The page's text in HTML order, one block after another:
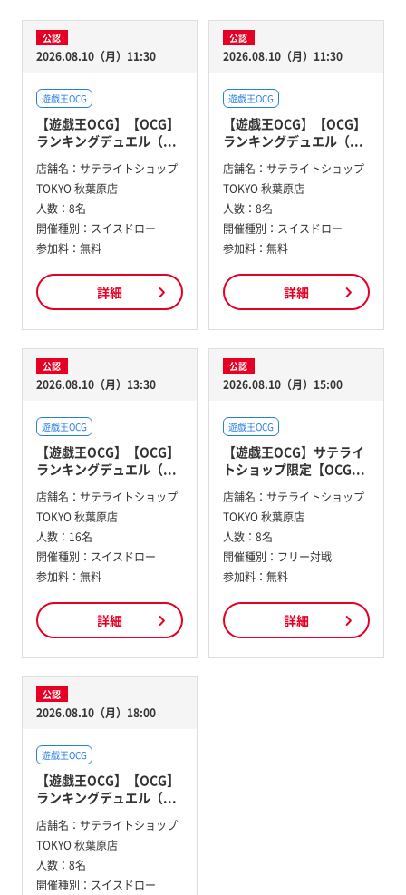
公認
2026.08.10（月）11:30
遊戯王OCG
【遊戯王OCG】【OCG】
ランキングデュエル（...
店舗名： サテライトショップ
TOKYO 秋葉原店
人数： 8名
開催種別： スイスドロー
参加料： 無料
詳細
公認
2026.08.10（月）11:30
遊戯王OCG
【遊戯王OCG】【OCG】
ランキングデュエル（...
店舗名： サテライトショップ
TOKYO 秋葉原店
人数： 8名
開催種別： スイスドロー
参加料： 無料
詳細
公認
2026.08.10（月）13:30
遊戯王OCG
【遊戯王OCG】【OCG】
ランキングデュエル（...
店舗名： サテライトショップ
TOKYO 秋葉原店
人数： 16名
開催種別： スイスドロー
参加料： 無料
詳細
公認
2026.08.10（月）15:00
遊戯王OCG
【遊戯王OCG】サテライ
トショップ限定【OCG...
店舗名： サテライトショップ
TOKYO 秋葉原店
人数： 8名
開催種別： フリー対戦
参加料： 無料
詳細
公認
2026.08.10（月）18:00
遊戯王OCG
【遊戯王OCG】【OCG】
ランキングデュエル（...
店舗名： サテライトショップ
TOKYO 秋葉原店
人数： 8名
開催種別： スイスドロー